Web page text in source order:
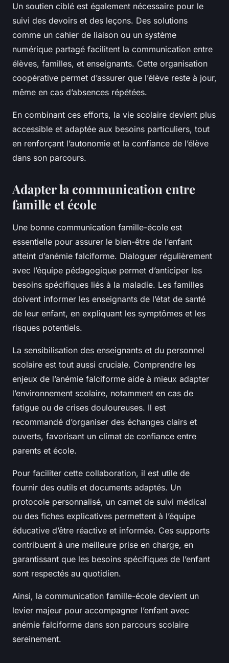
Un soutien ciblé est également nécessaire pour le
suivi des devoirs et des leçons. Des solutions
comme un cahier de liaison ou un système
numérique partagé facilitent la communication entre
élèves, familles, et enseignants. Cette organisation
coopérative permet d’assurer que l’élève reste à jour,
même en cas d’absences répétées.
En combinant ces efforts, la vie scolaire devient plus
accessible et adaptée aux besoins particuliers, tout
en renforçant l’autonomie et la confiance de l’élève
dans son parcours.
Adapter la communication entre
famille et école
Une bonne communication famille-école est
essentielle pour assurer le bien-être de l’enfant
atteint d’anémie falciforme. Dialoguer régulièrement
avec l’équipe pédagogique permet d’anticiper les
besoins spécifiques liés à la maladie. Les familles
doivent informer les enseignants de l’état de santé
de leur enfant, en expliquant les symptômes et les
risques potentiels.
La sensibilisation des enseignants et du personnel
scolaire est tout aussi cruciale. Comprendre les
enjeux de l’anémie falciforme aide à mieux adapter
l’environnement scolaire, notamment en cas de
fatigue ou de crises douloureuses. Il est
recommandé d’organiser des échanges clairs et
ouverts, favorisant un climat de confiance entre
parents et école.
Pour faciliter cette collaboration, il est utile de
fournir des outils et documents adaptés. Un
protocole personnalisé, un carnet de suivi médical
ou des fiches explicatives permettent à l’équipe
éducative d’être réactive et informée. Ces supports
contribuent à une meilleure prise en charge, en
garantissant que les besoins spécifiques de l’enfant
sont respectés au quotidien.
Ainsi, la communication famille-école devient un
levier majeur pour accompagner l’enfant avec
anémie falciforme dans son parcours scolaire
sereinement.